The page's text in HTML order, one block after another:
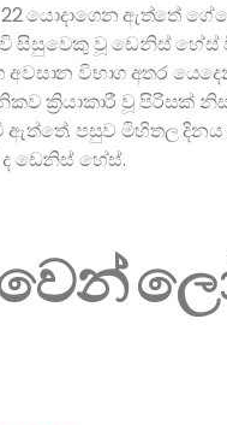
යොදාගෙන ඇත්තේ
සිසුවෙකු වූ ඩෙනිස්
විභාග අතර
ක්‍රියාකාරී වූ පිරිසක්
පසුව මිහිතල දිනය
ඩෙනිස් හේස්.